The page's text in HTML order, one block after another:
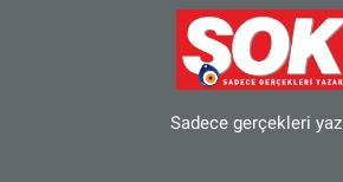
Sadece gerçekleri